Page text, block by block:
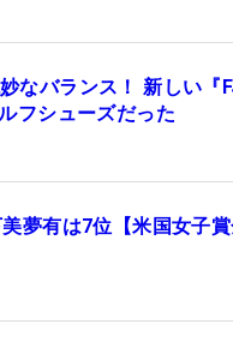
なバランス！ 新しい『
フシューズだった
夢有は7位【米国女子